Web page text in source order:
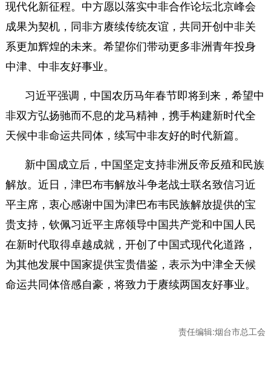
现代化新征程。中方愿以落实中非合作论坛北京峰会
成果为契机，同非方赓续传统友谊，共同开创中非关
系更加辉煌的未来。希望你们带动更多非洲青年投身
中津、中非友好事业。
习近平强调，中国农历马年春节即将到来，希望中
非双方弘扬驰而不息的龙马精神，携手构建新时代全
天候中非命运共同体，续写中非友好的时代新篇。
新中国成立后，中国坚定支持非洲反帝反殖和民族
解放。近日，津巴布韦解放斗争老战士联名致信习近
平主席，衷心感谢中国为津巴布韦民族解放提供的宝
贵支持，钦佩习近平主席领导中国共产党和中国人民
在新时代取得卓越成就，开创了中国式现代化道路，
为其他发展中国家提供宝贵借鉴，表示为中津全天候
命运共同体倍感自豪，将致力于赓续两国友好事业。
责任编辑:烟台市总工会